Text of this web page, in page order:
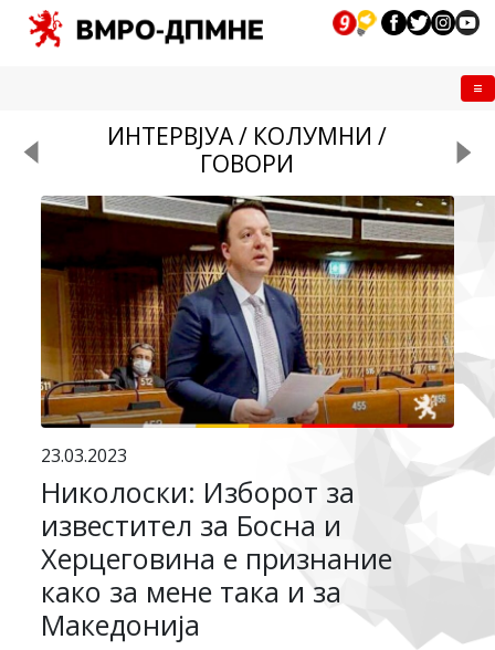
ИНТЕРВЈУА / КОЛУМНИ /
ГОВОРИ
23.03.2023
Николоски: Изборот за
известител за Босна и
Херцеговина е признание
како за мене така и за
Македонија